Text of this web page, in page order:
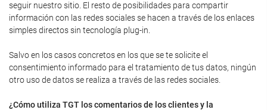
seguir nuestro sitio. El resto de posibilidades para compartir
información con las redes sociales se hacen a través de los enlaces
simples directos sin tecnología plug-in.
Salvo en los casos concretos en los que se te solicite el
consentimiento informado para el tratamiento de tus datos, ningún
otro uso de datos se realiza a través de las redes sociales.
¿Cómo utiliza TGT los comentarios de los clientes y la